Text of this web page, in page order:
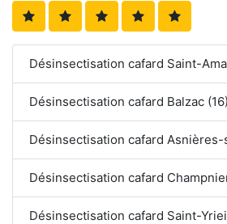
Désinsectisation cafard Saint-
Désinsectisation cafard Balzac (16)
Désinsectisation cafard Asnières-
Désinsectisation cafard
Désinsectisation cafard Saint-